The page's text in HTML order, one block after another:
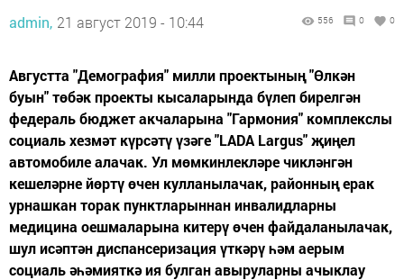
admin, 21 август 2019 - 10:44 556 0 0
Августта "Демография" милли проектының "Өлкән
буын" төбәк проекты кысаларында бүлеп бирелгән
федераль бюджет акчаларына "Гармония" комплекслы
социаль хезмәт күрсәтү үзәге "LADA Largus" җиңел
автомобиле алачак. Ул мөмкинлекләре чикләнгән
кешеләрне йөртү өчен кулланылачак, районның ерак
урнашкан торак пунктларыннан инвалидларны
медицина оешмаларына китерү өчен файдаланылачак,
шул исәптән диспансеризация үткәрү һәм аерым
социаль әһәмияткә ия булган авыруларны ачыклау